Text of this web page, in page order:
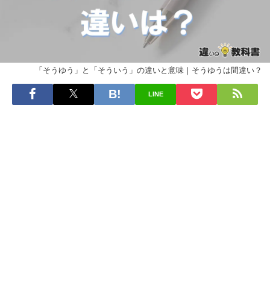
「そうゆう」と「そういう」の違いと意味｜そうゆうは間違い？
LINE